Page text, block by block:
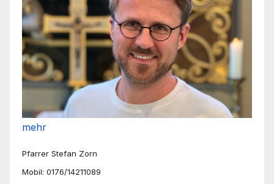
mehr
Pfarrer Stefan Zorn
Mobil: 0176/14211089